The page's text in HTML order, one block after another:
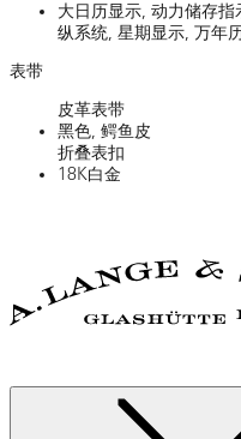
大日历显示, 动力储存
纵系统, 星期显示, 万年
表带
皮革表带
黑色, 鳄鱼皮
折叠表扣
18K白金